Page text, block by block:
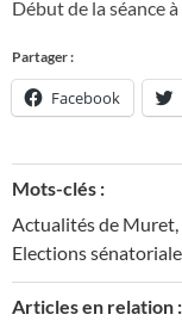
Début de la séance
Partager :
Facebook
Mots-clés :
Actualités de Muret,
Elections
Articles en relation :